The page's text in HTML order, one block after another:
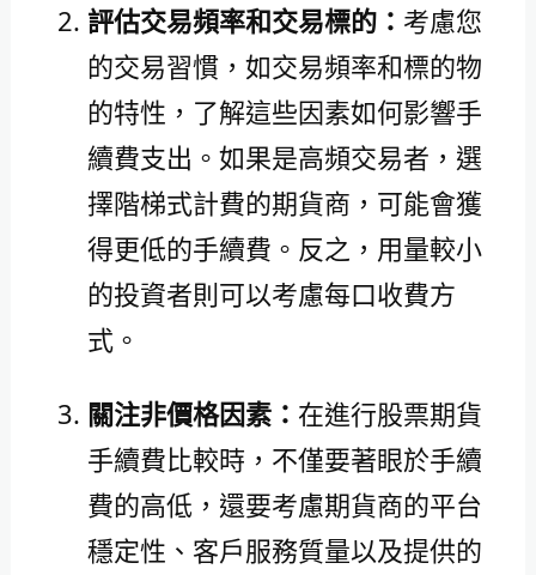
評估交易頻率和交易標的： 考慮您
的交易習慣，如交易頻率和標的物
的特性，了解這些因素如何影響手
續費支出。如果是高頻交易者，選
擇階梯式計費的期貨商，可能會獲
得更低的手續費。反之，用量較小
的投資者則可以考慮每口收費方
式。
關注非價格因素： 在進行股票期貨
手續費比較時，不僅要著眼於手續
費的高低，還要考慮期貨商的平台
穩定性、客戶服務質量以及提供的